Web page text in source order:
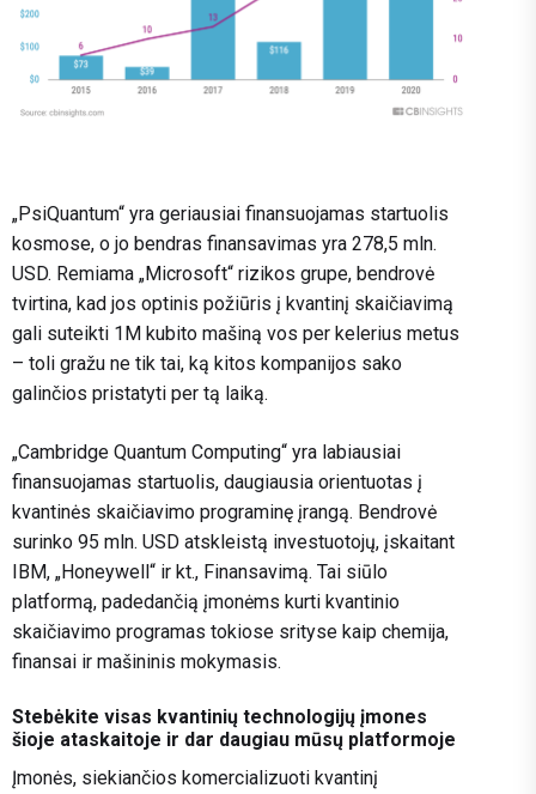
„PsiQuantum“ yra geriausiai finansuojamas startuolis
kosmose, o jo bendras finansavimas yra 278,5 mln.
USD. Remiama „Microsoft“ rizikos grupe, bendrovė
tvirtina, kad jos optinis požiūris į kvantinį skaičiavimą
gali suteikti 1M kubito mašiną vos per kelerius metus
– toli gražu ne tik tai, ką kitos kompanijos sako
galinčios pristatyti per tą laiką.
„Cambridge Quantum Computing“ yra labiausiai
finansuojamas startuolis, daugiausia orientuotas į
kvantinės skaičiavimo programinę įrangą. Bendrovė
surinko 95 mln. USD atskleistą investuotojų, įskaitant
IBM, „Honeywell“ ir kt., Finansavimą. Tai siūlo
platformą, padedančią įmonėms kurti kvantinio
skaičiavimo programas tokiose srityse kaip chemija,
finansai ir mašininis mokymasis.
Stebėkite visas kvantinių technologijų įmones
šioje ataskaitoje ir dar daugiau mūsų platformoje
Įmonės, siekiančios komercializuoti kvantinį